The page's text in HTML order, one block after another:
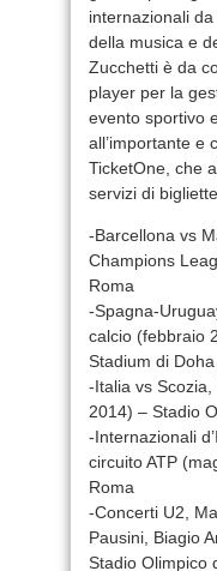
internazionali
della musica e
Zucchetti è da
player per la
evento sportivo
all’importante e
TicketOne, che
servizi di
-Barcellona vs
Champions
Roma
-Spagna-
calcio (febbraio
Stadium di
-Italia vs
2014) – Stadio
-Internazionali
circuito ATP
Roma
-Concerti U2,
Pausini, Biagio
Stadio Olimpico